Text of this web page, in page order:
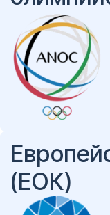
(ЕОК)